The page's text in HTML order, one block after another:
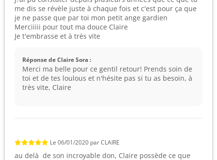
me dis se révèle juste à chaque fois et c'est pour ça que
je ne passe que par toi mon petit ange gardien
Merciiiii pour tout ma douce Claire
Je t'embrasse et à très vite
Réponse de Claire Sora :
Merci ma belle pour ce gentil retour! Prends soin de
toi et de tes loulous et n'hésite pas si tu as besoin, à
très vite, Claire
Le 06/01/2020 parCLAIRE
au delà de son incroyable don, Claire possède ce que